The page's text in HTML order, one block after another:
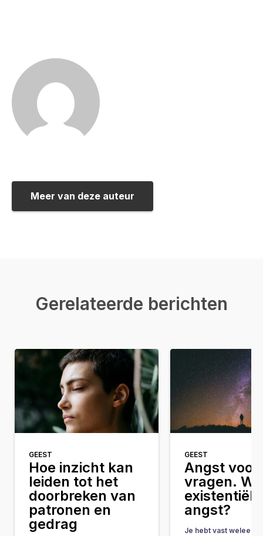
Meer van deze auteur
Gerelateerde berichten
GEEST
Hoe inzicht kan
leiden tot het
doorbreken van
patronen en
gedrag
GEEST
Angst voor
vragen.
existentiële
angst?
Je hebt vast weleens